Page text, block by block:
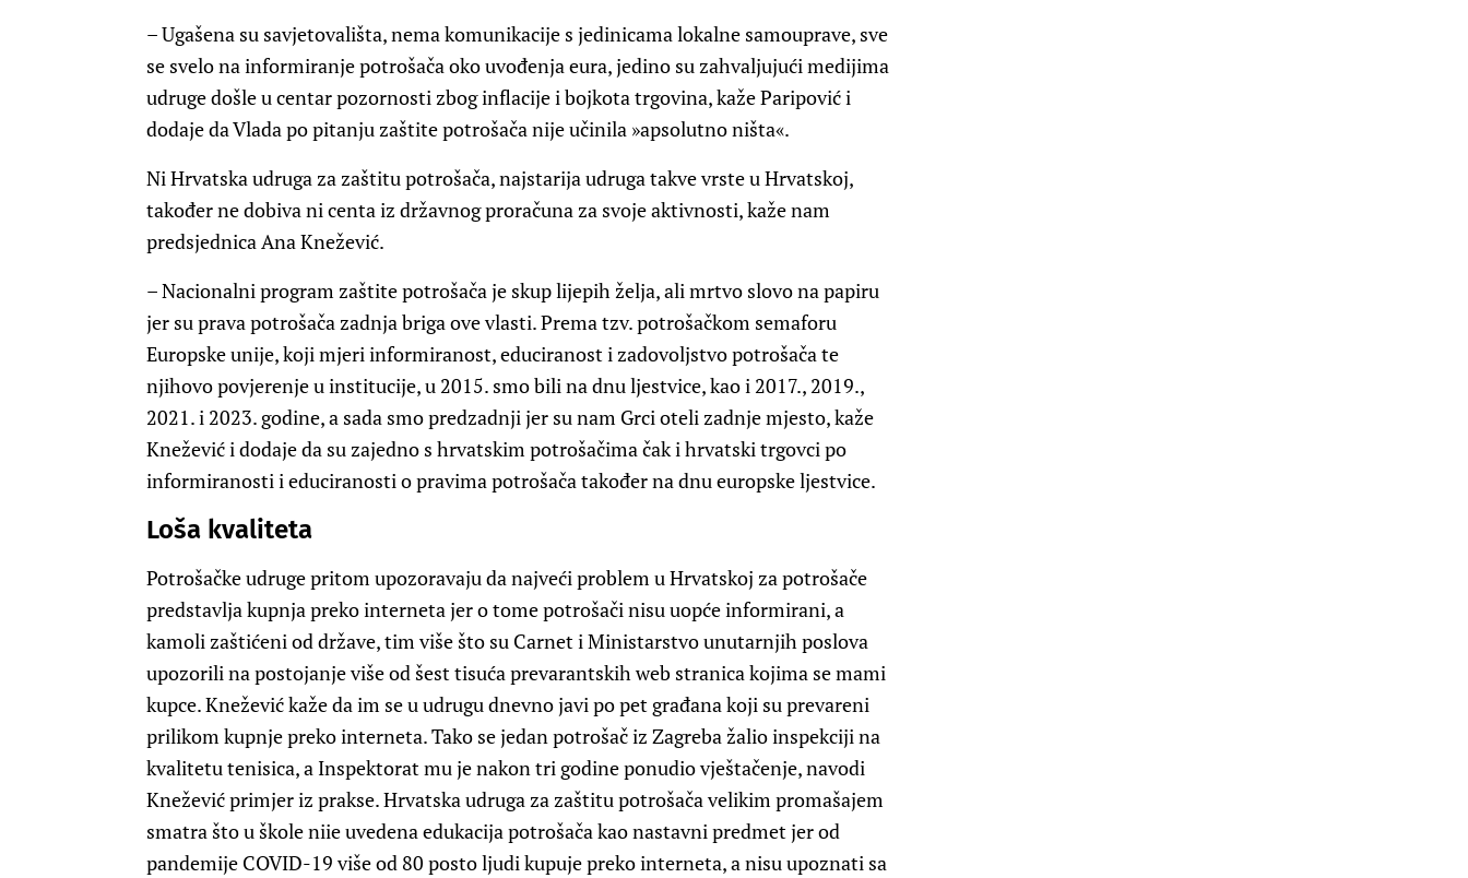
– Ugašena su savjetovališta, nema komunikacije s jedinicama lokalne samouprave, sve
se svelo na informiranje potrošača oko uvođenja eura, jedino su zahvaljujući medijima
udruge došle u centar pozornosti zbog inflacije i bojkota trgovina, kaže Paripović i
dodaje da Vlada po pitanju zaštite potrošača nije učinila »apsolutno ništa«.
Ni Hrvatska udruga za zaštitu potrošača, najstarija udruga takve vrste u Hrvatskoj,
također ne dobiva ni centa iz državnog proračuna za svoje aktivnosti, kaže nam
predsjednica Ana Knežević.
– Nacionalni program zaštite potrošača je skup lijepih želja, ali mrtvo slovo na papiru
jer su prava potrošača zadnja briga ove vlasti. Prema tzv. potrošačkom semaforu
Europske unije, koji mjeri informiranost, educiranost i zadovoljstvo potrošača te
njihovo povjerenje u institucije, u 2015. smo bili na dnu ljestvice, kao i 2017., 2019.,
2021. i 2023. godine, a sada smo predzadnji jer su nam Grci oteli zadnje mjesto, kaže
Knežević i dodaje da su zajedno s hrvatskim potrošačima čak i hrvatski trgovci po
informiranosti i educiranosti o pravima potrošača također na dnu europske ljestvice.
Loša kvaliteta
Potrošačke udruge pritom upozoravaju da najveći problem u Hrvatskoj za potrošače
predstavlja kupnja preko interneta jer o tome potrošači nisu uopće informirani, a
kamoli zaštićeni od države, tim više što su Carnet i Ministarstvo unutarnjih poslova
upozorili na postojanje više od šest tisuća prevarantskih web stranica kojima se mami
kupce. Knežević kaže da im se u udrugu dnevno javi po pet građana koji su prevareni
prilikom kupnje preko interneta. Tako se jedan potrošač iz Zagreba žalio inspekciji na
kvalitetu tenisica, a Inspektorat mu je nakon tri godine ponudio vještačenje, navodi
Knežević primjer iz prakse. Hrvatska udruga za zaštitu potrošača velikim promašajem
smatra što u škole niie uvedena edukacija potrošača kao nastavni predmet jer od
pandemije COVID-19 više od 80 posto ljudi kupuje preko interneta, a nisu upoznati sa